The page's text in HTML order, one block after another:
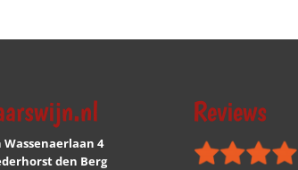
Wassenaerlaan 4
den Berg
Reviews